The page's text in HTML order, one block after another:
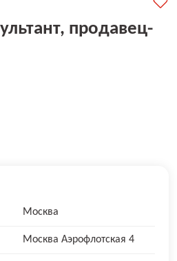
продавец-
Москва
Москва Аэрофлотская 4